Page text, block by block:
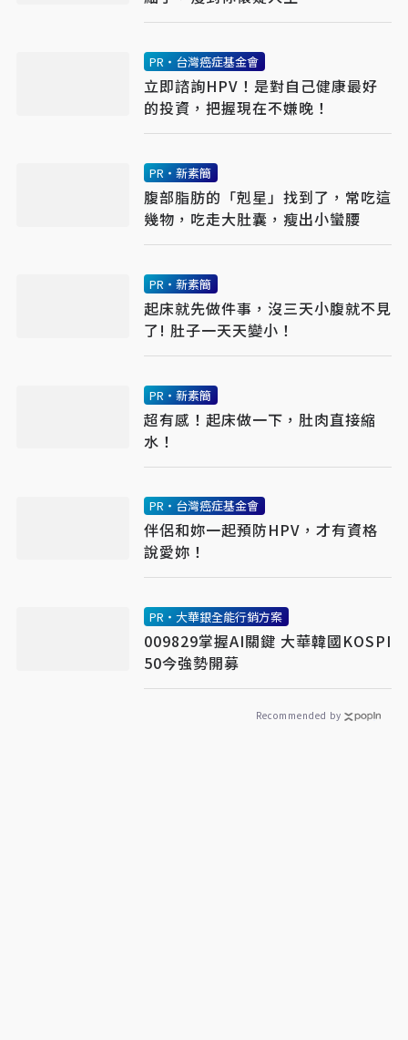
PR・台灣癌症基金會
立即諮詢HPV！是對自己健康最好
的投資，把握現在不嫌晚！
PR・新素簡
腹部脂肪的「剋星」找到了，常吃這
幾物，吃走大肚囊，瘦出小蠻腰
PR・新素簡
起床就先做件事，沒三天小腹就不見
了! 肚子一天天變小！
PR・新素簡
超有感！起床做一下，肚肉直接縮
水！
PR・台灣癌症基金會
伴侶和妳一起預防HPV，才有資格
說愛妳！
PR・大華銀全能行銷方案
009829掌握AI關鍵 大華韓國KOSPI
50今強勢開募
Recommended by